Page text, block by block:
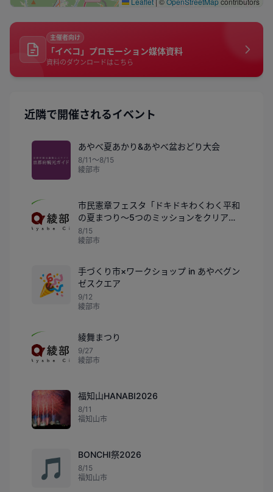
主催者向け
「イベコ」プロモーション媒体資料
資料のダウンロードはこちら
近隣で開催されるイベント
あやべ夏あかり&あやべ盆おどり大会
8/11〜8/15
綾部市
市民憲章フェスタ「ドキドキわくわく平和
の夏まつり～5つのミッションをクリアせ
よ～」
8/15
綾部市
🎉
手づくり市×ワークショップ in あやべグン
ゼスクエア
9/12
綾部市
綾舞まつり
9/27
綾部市
福知山HANABI2026
8/11
福知山市
🎵
BONCHI祭2026
8/15
福知山市